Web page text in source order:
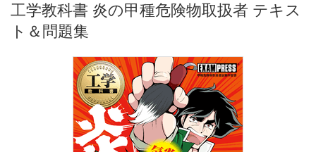
工学教科書 炎の甲種危険物取扱者 テキス
ト＆問題集